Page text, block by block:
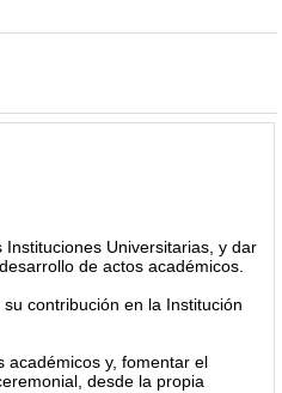
Universitarias, y dar
de actos académicos.
contribución en la Institución
académicos y, fomentar el
desde la propia